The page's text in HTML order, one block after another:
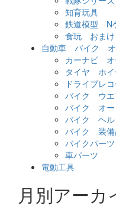
知育玩具
鉄道模型 N
食玩 おまけ
自動車 バイク オ
カーナビ オ
タイヤ ホ
ドライブレ
バイク ウエ
バイク オ
バイク ヘル
バイク 装備
バイクパーツ
車パーツ
電動工具
月別アーカ